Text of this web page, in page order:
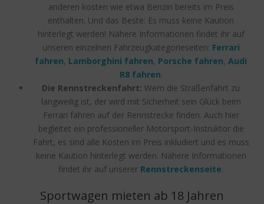
anderen kosten wie etwa Benzin bereits im Preis
enthalten. Und das Beste: Es muss keine Kaution
hinterlegt werden! Nähere Informationen findet ihr auf
unseren einzelnen Fahrzeugkategorieseiten: Ferrari
fahren, Lamborghini fahren, Porsche fahren, Audi
R8 fahren.
Die Rennstreckenfahrt: Wem die Straßenfahrt zu
langweilig ist, der wird mit Sicherheit sein Glück beim
Ferrari fahren auf der Rennstrecke finden. Auch hier
begleitet ein professioneller Motorsport-Instruktor die
Fahrt, es sind alle Kosten im Preis inkludiert und es muss
keine Kaution hinterlegt werden. Nähere Informationen
findet ihr auf unserer Rennstreckenseite.
Sportwagen mieten ab 18 Jahren